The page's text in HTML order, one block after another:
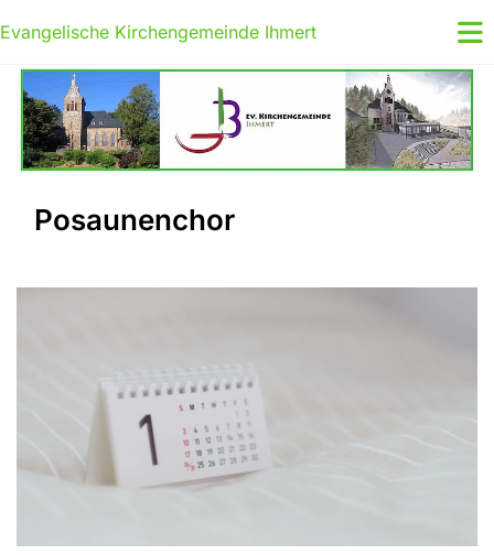
Evangelische Kirchengemeinde Ihmert
Posaunenchor